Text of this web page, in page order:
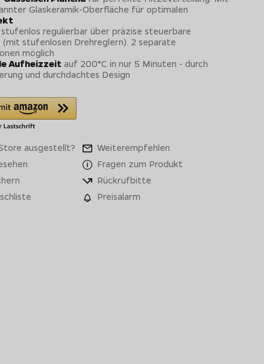
Glaskeramik-Oberfläche für optimalen
regulierbar über präzise steuerbare
stufenlosen Drehreglern). 2 separate
möglich
Aufheizzeitauf 200°C in nur 5 Minuten - durch
und durchdachtes Design
ausgestellt?
Weiterempfehlen
Fragen zum Produkt
Rückrufbitte
Preisalarm